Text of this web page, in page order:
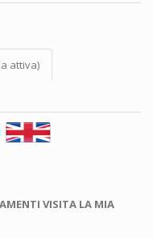
attiva)
VISITA LA MIA